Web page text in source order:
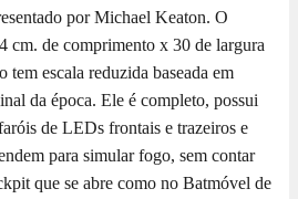
por Michael Keaton. O
cm. de comprimento x 30 de largura
escala reduzida baseada em
da época. Ele é completo, possui
de LEDs frontais e trazeiros e
para simular fogo, sem contar
que se abre como no Batmóvel de